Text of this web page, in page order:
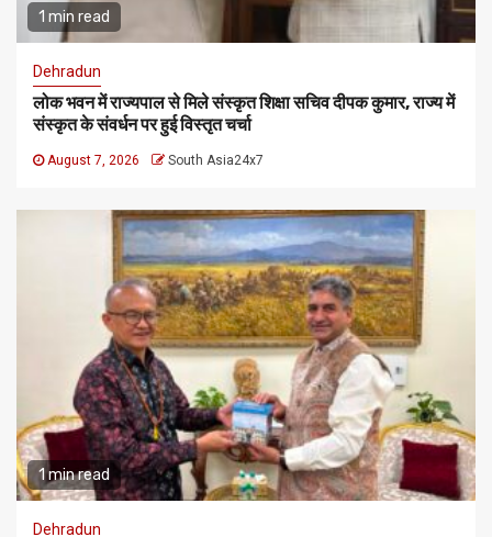
1 min read
Dehradun
लोक भवन में राज्यपाल से मिले संस्कृत शिक्षा सचिव दीपक कुमार, राज्य में
संस्कृत के संवर्धन पर हुई विस्तृत चर्चा
August 7, 2026 South Asia24x7
1 min read
Dehradun